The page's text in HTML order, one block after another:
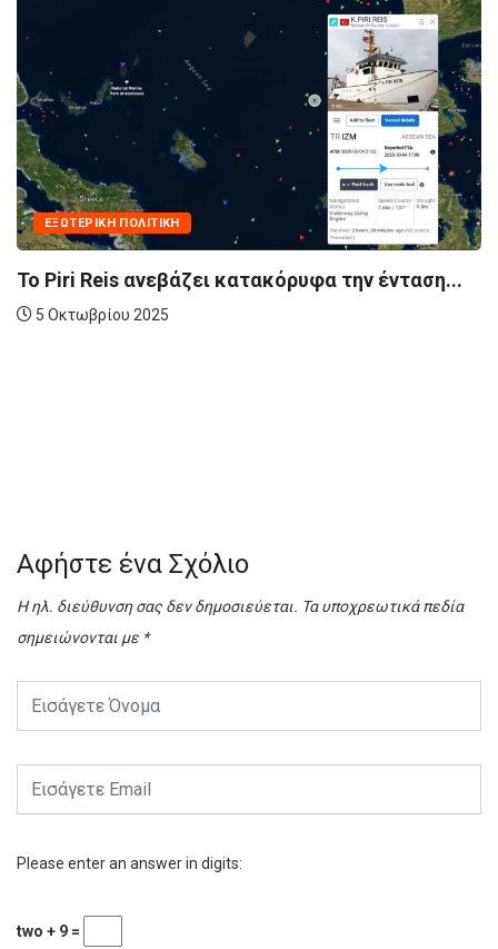
ΕΞΩΤΕΡΙΚΉ ΠΟΛΙΤΙΚΉ
Το Piri Reis ανεβάζει κατακόρυφα την ένταση...
5 Οκτωβρίου 2025
Αφήστε ένα Σχόλιο
Η ηλ. διεύθυνση σας δεν δημοσιεύεται. Τα υποχρεωτικά πεδία
σημειώνονται με *
Please enter an answer in digits:
two + 9 =